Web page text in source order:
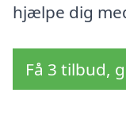
hjælpe dig
Få 3 tilbud,